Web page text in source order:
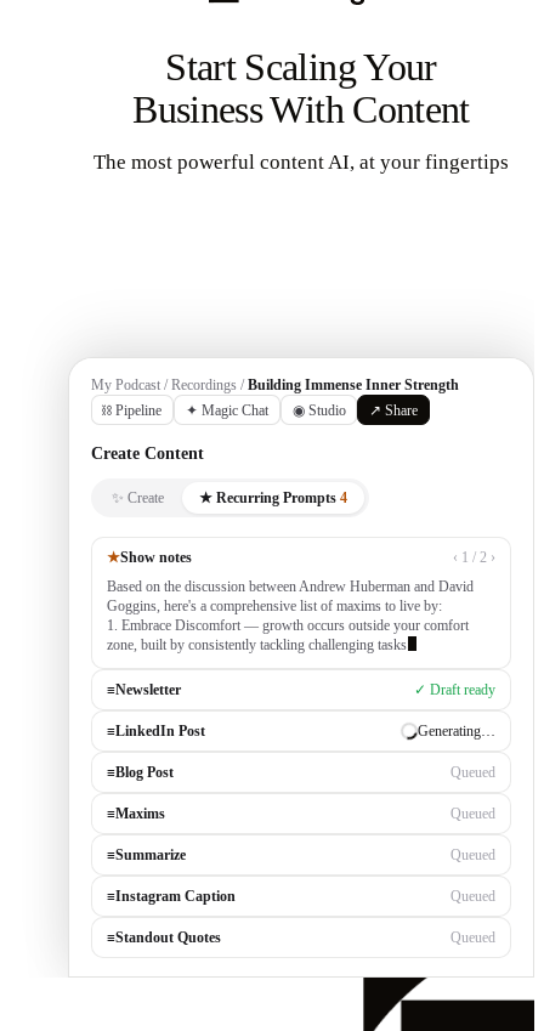
Start Scaling Your
Business With Content
The most powerful content AI, at your fingertips
My Podcast / Recordings /Building Immense Inner Strength
⛓ Pipeline
✦ Magic Chat ◉ Studio ↗ Share
Create Content
✨ Create ★ Recurring Prompts 4
★Show notes
‹ 1 / 2 ›
Based on the discussion between Andrew Huberman and David
Goggins, here's a comprehensive list of maxims to live by:
1. Embrace Discomfort — growth occurs outside your comfort
zone, built by consistently tackling challenging tasks
≡Newsletter ✓ Draft ready
≡LinkedIn Post Generating…
≡Blog Post Queued
≡Maxims Queued
≡Summarize Queued
≡Instagram Caption Queued
≡Standout Quotes Queued